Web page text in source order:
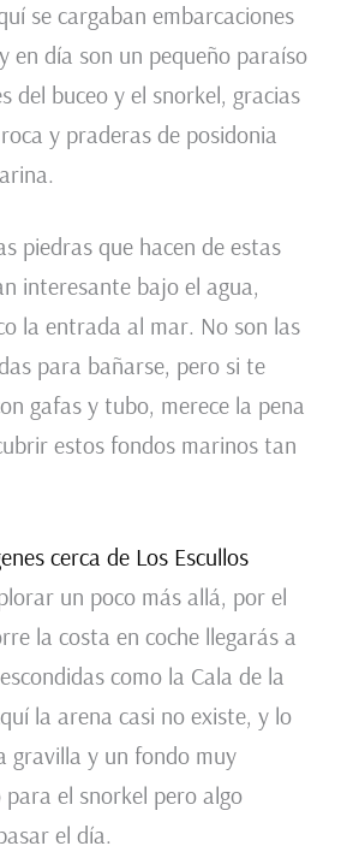
se cargaban embarcaciones
en día son un pequeño paraíso
del buceo y el snorkel, gracias
y praderas de posidonia
piedras que hacen de estas
interesante bajo el agua,
la entrada al mar. No son las
para bañarse, pero si te
gafas y tubo, merece la pena
estos fondos marinos tan
cerca de Los Escullos
un poco más allá, por el
la costa en coche llegarás a
como la Cala de la
la arena casi no existe, y lo
gravilla y un fondo muy
el snorkel pero algo
el día.